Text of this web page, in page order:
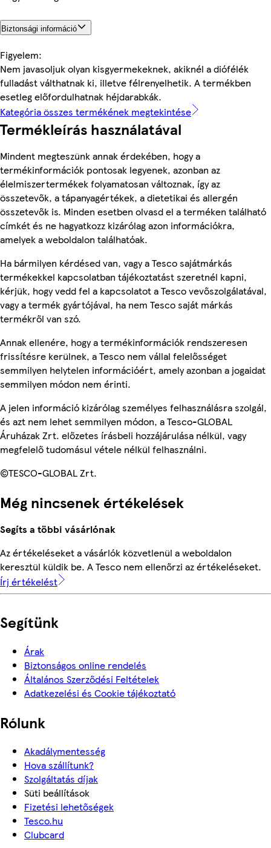
Biztonsági információ
Figyelem:
Nem javasoljuk olyan kisgyermekeknek, akiknél a diófélék
fulladást válthatnak ki, illetve félrenyelhetik. A termékben
esetleg előfordulhatnak héjdarabkák.
Kategória összes termékének megtekintése
Termékleírás használatával
Mindent megteszünk annak érdekében, hogy a
termékinformációk pontosak legyenek, azonban az
élelmiszertermékek folyamatosan változnak, így az
összetevők, a tápanyagértékek, a dietetikai és allergén
összetevők is. Minden esetben olvasd el a terméken található
címkét és ne hagyatkozz kizárólag azon információkra,
amelyek a weboldalon találhatóak.
Ha bármilyen kérdésed van, vagy a Tesco sajátmárkás
termékekkel kapcsolatban tájékoztatást szeretnél kapni,
kérjük, hogy vedd fel a kapcsolatot a Tesco vevőszolgálatával,
vagy a termék gyártójával, ha nem Tesco saját márkás
termékről van szó.
Annak ellenére, hogy a termékinformációk rendszeresen
frissítésre kerülnek, a Tesco nem vállal felelősséget
semmilyen helytelen információért, amely azonban a jogaidat
semmilyen módon nem érinti.
A jelen információ kizárólag személyes felhasználásra szolgál,
és azt nem lehet semmilyen módon, a Tesco-GLOBAL
Áruházak Zrt. előzetes írásbeli hozzájárulása nélkül, vagy
megfelelő tudomásul vétele nélkül felhasználni.
©TESCO-GLOBAL Zrt.
Még nincsenek értékelések
Segíts a többi vásárlónak
Az értékeléseket a vásárlók közvetlenül a weboldalon
keresztül küldik be. A Tesco nem ellenőrzi az értékeléseket.
Írj értékelést
Segítünk
Árak
Biztonságos online rendelés
Általános Szerződési Feltételek
Adatkezelési és Cookie tájékoztató
Rólunk
Akadálymentesség
Hova szállítunk?
Szolgáltatás díjak
Süti beállítások
Fizetési lehetőségek
Tesco.hu
Clubcard